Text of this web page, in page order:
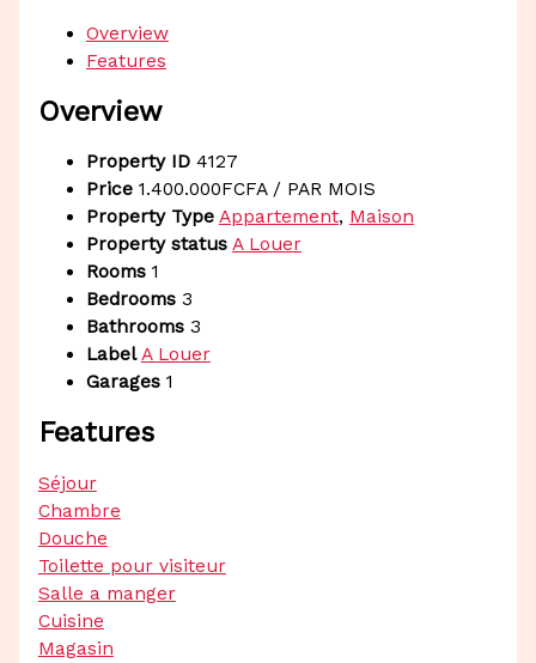
Overview
Features
Overview
Property ID 4127
Price 1.400.000FCFA / PAR MOIS
Property Type Appartement, Maison
Property status A Louer
Rooms 1
Bedrooms 3
Bathrooms 3
Label A Louer
Garages 1
Features
Séjour
Chambre
Douche
Toilette pour visiteur
Salle a manger
Cuisine
Magasin